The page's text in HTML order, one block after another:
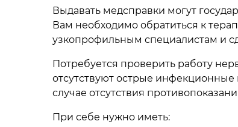
Выдавать медсправки могут
Вам необходимо обратиться к
узкопрофильным специалистам и
Потребуется проверить работу
отсутствуют острые инфекционные
случае отсутствия
При себе нужно иметь: